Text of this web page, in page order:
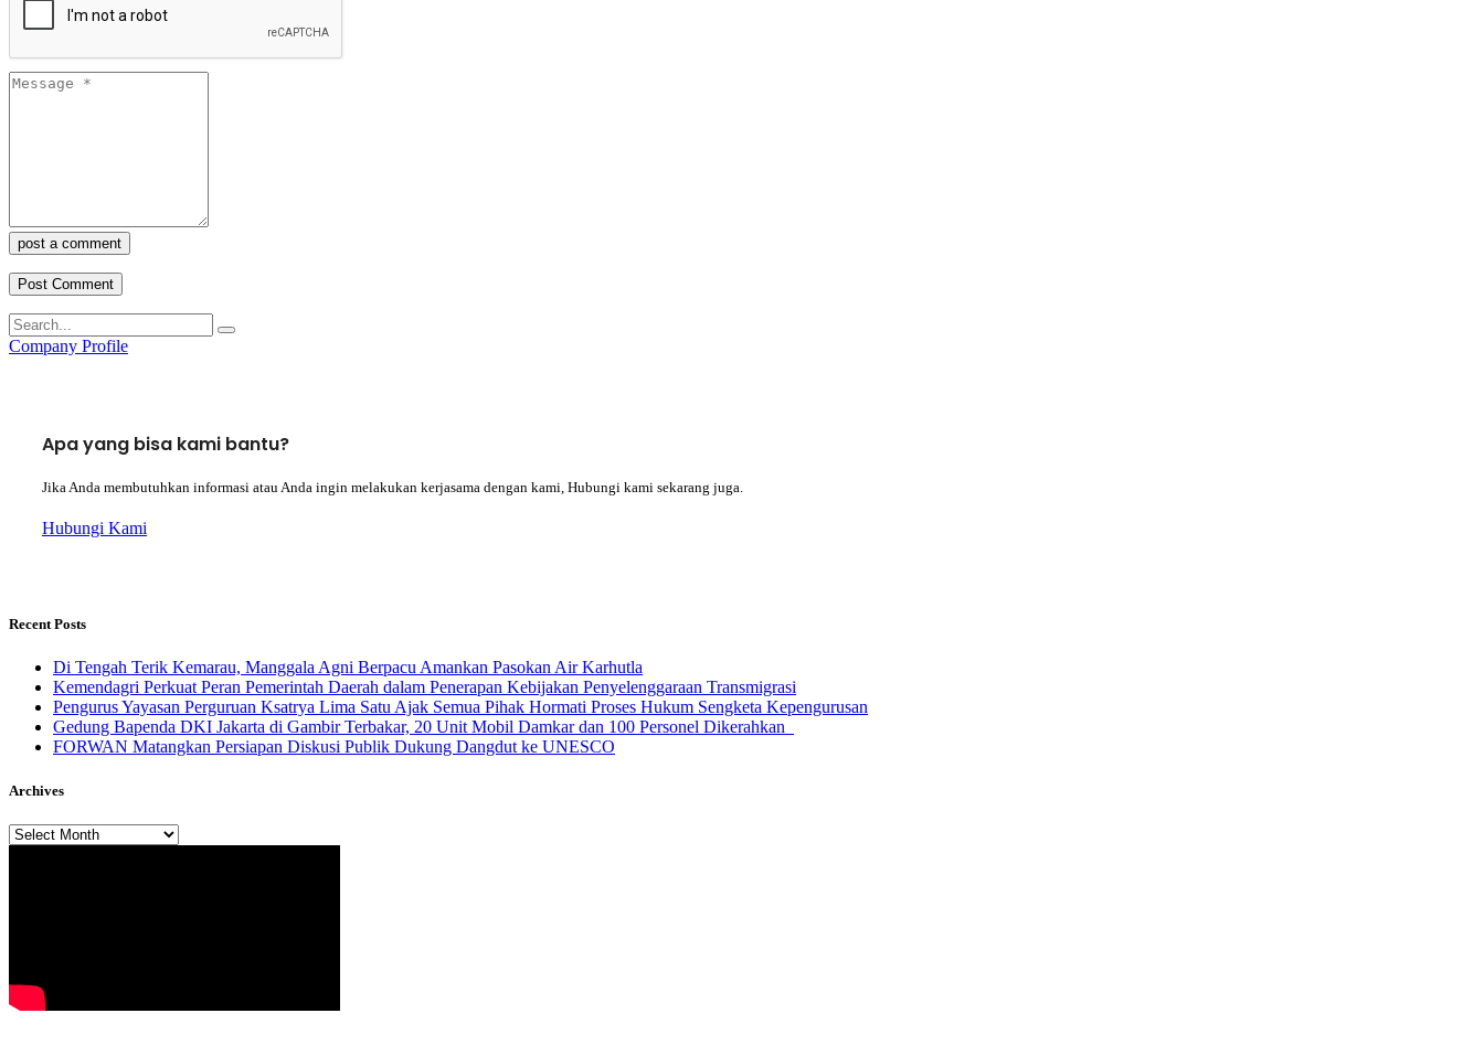
post a comment
Company Profile
Apa yang bisa kami bantu?
Jika Anda membutuhkan informasi atau Anda ingin melakukan kerjasama dengan kami, Hubungi kami sekarang juga.
Hubungi Kami
Recent Posts
​Di Tengah Terik Kemarau, Manggala Agni Berpacu Amankan Pasokan Air Karhutla
Kemendagri Perkuat Peran Pemerintah Daerah dalam Penerapan Kebijakan Penyelenggaraan Transmigrasi
Pengurus Yayasan Perguruan Ksatrya Lima Satu Ajak Semua Pihak Hormati Proses Hukum Sengketa Kepengurusan
Gedung Bapenda DKI Jakarta di Gambir Terbakar, 20 Unit Mobil Damkar dan 100 Personel Dikerahkan
FORWAN Matangkan Persiapan Diskusi Publik Dukung Dangdut ke UNESCO
Archives
Archives